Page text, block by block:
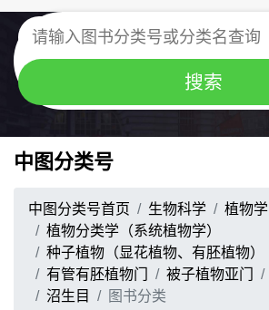
中图分类号
中图分类号首页 生物科学
植物学
植物分类学（系统植物学）
种子植物（显花植物、有胚植物）
有管有胚植物门
被子植物亚门
沼生目
图书分类